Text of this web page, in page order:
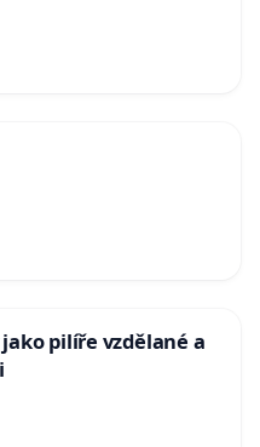
pilíře vzdělané a